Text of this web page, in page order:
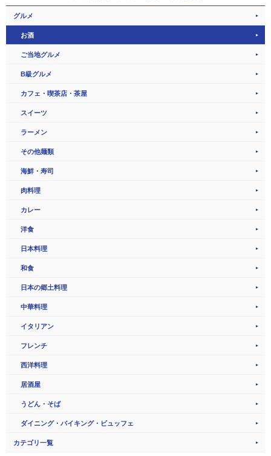
グルメ
お酒
ご当地グルメ
B級グルメ
カフェ・喫茶店・茶屋
スイーツ
ラーメン
その他麺類
海鮮・寿司
肉料理
カレー
洋食
日本料理
和食
日本の郷土料理
中華料理
イタリアン
フレンチ
西洋料理
居酒屋
うどん・そば
ダイニング・バイキング・ビュッフェ
カテゴリ一覧